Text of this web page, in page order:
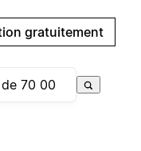
gratuitement